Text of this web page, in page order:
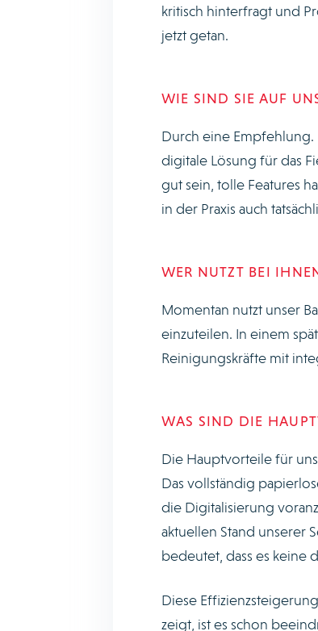
kritisch hinterfragt und
jetzt getan.
WIE SIND SIE AUF
Durch eine Empfehlung.
digitale Lösung für das
gut sein, tolle Features
in der Praxis auch
WER NUTZT BEI
Momentan nutzt unser
einzuteilen. In einem
Reinigungskräfte mit
WAS SIND DIE
Die Hauptvorteile für
Das vollständig
die Digitalisierung
aktuellen Stand unserer
bedeutet, dass es keine
Diese
zeigt, ist es schon